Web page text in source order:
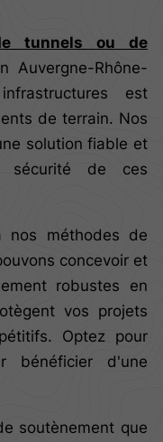
tunnels ou de
Auvergne-Rhône-
est
de terrain. Nos
solution fiable et
sécurité de ces
nos méthodes de
concevoir et
robustes en
vos projets
Optez pour
bénéficier d'une
soutènement que